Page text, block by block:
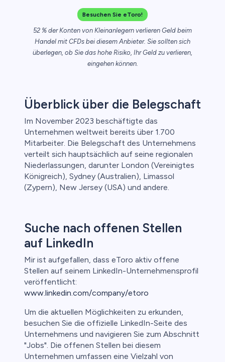
Besuchen Sie eToro!
52 % der Konten von Kleinanlegern verlieren Geld beim
Handel mit CFDs bei diesem Anbieter. Sie sollten sich
überlegen, ob Sie das hohe Risiko, Ihr Geld zu verlieren,
eingehen können.
Überblick über die Belegschaft
Im November 2023 beschäftigte das
Unternehmen weltweit bereits über 1.700
Mitarbeiter. Die Belegschaft des Unternehmens
verteilt sich hauptsächlich auf seine regionalen
Niederlassungen, darunter London (Vereinigtes
Königreich), Sydney (Australien), Limassol
(Zypern), New Jersey (USA) und andere.
Suche nach offenen Stellen
auf LinkedIn
Mir ist aufgefallen, dass eToro aktiv offene
Stellen auf seinem LinkedIn-Unternehmensprofil
veröffentlicht:
www.linkedin.com/company/etoro
Um die aktuellen Möglichkeiten zu erkunden,
besuchen Sie die offizielle LinkedIn-Seite des
Unternehmens und navigieren Sie zum Abschnitt
"Jobs". Die offenen Stellen bei diesem
Unternehmen umfassen eine Vielzahl von